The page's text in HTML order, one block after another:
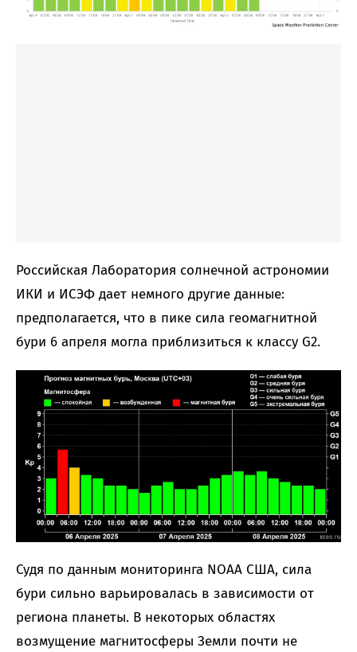
Российская Лаборатория солнечной астрономии
ИКИ и ИСЭФ дает немного другие данные:
предполагается, что в пике сила геомагнитной
бури 6 апреля могла приблизиться к классу G2.
Судя по данным мониторинга NOAA США, сила
бури сильно варьировалась в зависимости от
региона планеты. В некоторых областях
возмущение магнитосферы Земли почти не